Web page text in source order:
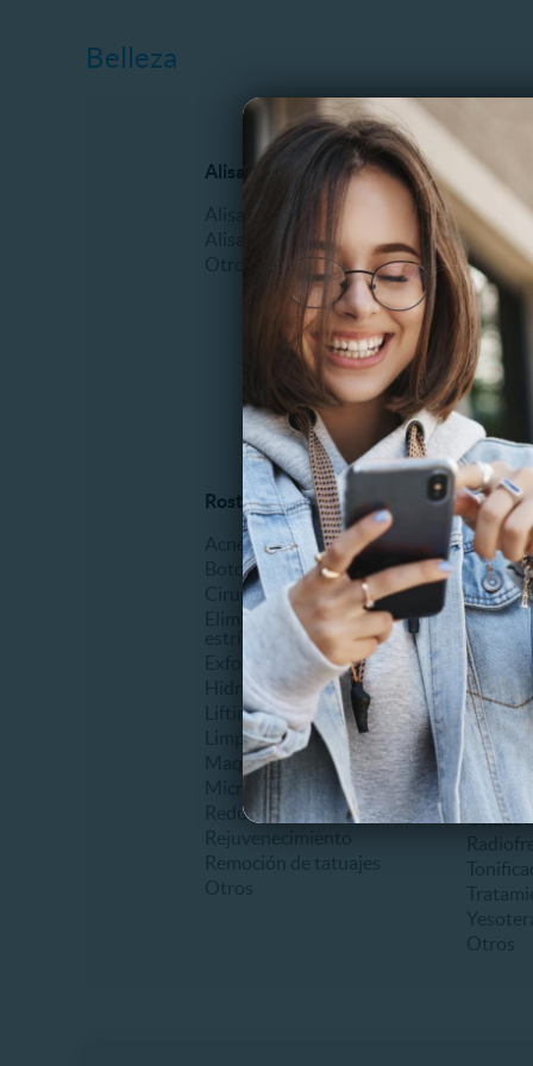
Belleza
Alisados
Alisado Brasilero
Alisado Keratina
Manicure
Uñas
Otros
Rostro y piel
Acné
Botox
Cirugía facial
Eliminación de cicatrices o
Exfoliantes o Peeling
Hidratantes
Lifting
Limpieza facial
Maquillaje
Microdermoabrasión
Reducción de ojeras
Rejuvenecimiento
Ondas